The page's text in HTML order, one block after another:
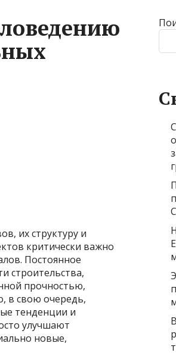
их структуру и
критически важно
Постоянное
строительства,
прочностью,
в свою очередь,
тенденции и
улучшают
новые,